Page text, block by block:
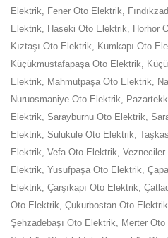
Elektrik, Fener Oto Elektrik,
Elektrik, Haseki Oto Elektrik, Horhor
Kıztaşı Oto Elektrik, Kumkapı Oto
Küçükmustafapaşa Oto Elektrik,
Elektrik, Mahmutpaşa Oto Elektrik,
Nuruosmaniye Oto Elektrik,
Elektrik, Sarayburnu Oto Elektrik,
Elektrik, Sulukule Oto Elektrik,
Elektrik, Vefa Oto Elektrik,
Elektrik, Yusufpaşa Oto Elektrik,
Elektrik, Çarşıkapı Oto Elektrik,
Oto Elektrik, Çukurbostan Oto
Şehzadebaşı Oto Elektrik, Merter